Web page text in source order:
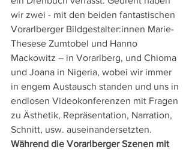
wir zwei - mit den beiden fantastischen
Vorarlberger Bildgestalter:innen Marie-
Thesese Zumtobel und Hanno
Mackowitz – in Vorarlberg, und Chioma
und Joana in Nigeria, wobei wir immer
in engem Austausch standen und uns in
endlosen Videokonferenzen mit Fragen
zu Ästhetik, Repräsentation, Narration,
Schnitt, usw. auseinandersetzten.
Während die Vorarlberger Szenen mit